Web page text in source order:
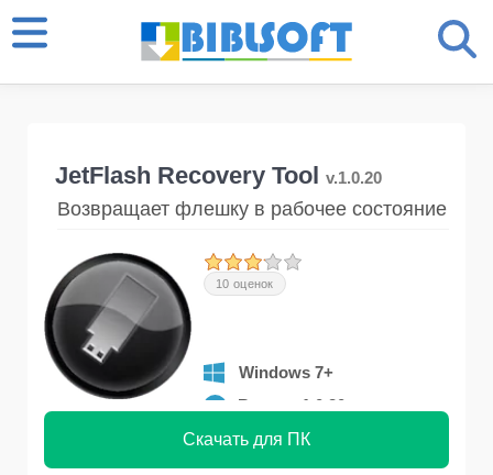
JetFlash Recovery Tool v.1.0.20
Возвращает флешку в рабочее состояние
10 оценок
Windows 7+
Версия 1.0.20
Скачать для ПК